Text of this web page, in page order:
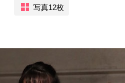
写真12枚